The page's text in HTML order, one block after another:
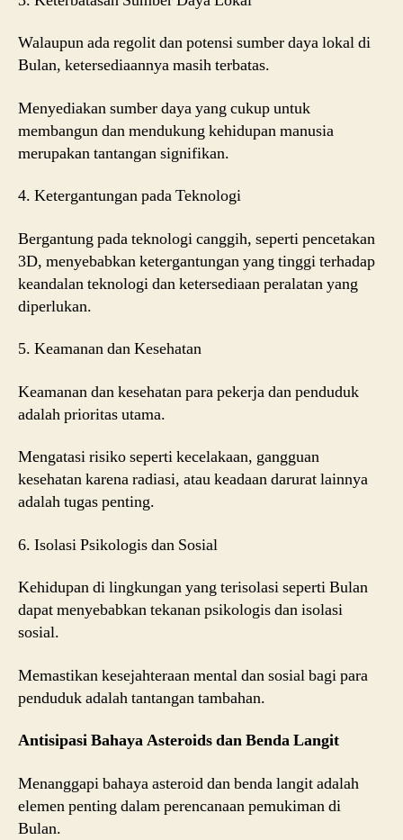
Walaupun ada regolit dan potensi sumber daya lokal di
Bulan, ketersediaannya masih terbatas.
Menyediakan sumber daya yang cukup untuk
membangun dan mendukung kehidupan manusia
merupakan tantangan signifikan.
4. Ketergantungan pada Teknologi
Bergantung pada teknologi canggih, seperti pencetakan
3D, menyebabkan ketergantungan yang tinggi terhadap
keandalan teknologi dan ketersediaan peralatan yang
diperlukan.
5. Keamanan dan Kesehatan
Keamanan dan kesehatan para pekerja dan penduduk
adalah prioritas utama.
Mengatasi risiko seperti kecelakaan, gangguan
kesehatan karena radiasi, atau keadaan darurat lainnya
adalah tugas penting.
6. Isolasi Psikologis dan Sosial
Kehidupan di lingkungan yang terisolasi seperti Bulan
dapat menyebabkan tekanan psikologis dan isolasi
sosial.
Memastikan kesejahteraan mental dan sosial bagi para
penduduk adalah tantangan tambahan.
Antisipasi Bahaya Asteroids dan Benda Langit
Menanggapi bahaya asteroid dan benda langit adalah
elemen penting dalam perencanaan pemukiman di
Bulan.